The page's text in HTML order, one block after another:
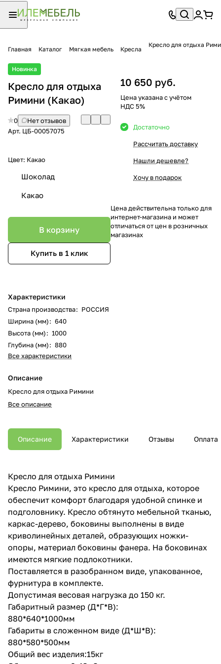
Главная Каталог Мягкая мебель Кресла
Кресло для отдыха
Новинка
Кресло для отдыха
Римини (Какао)
0
Нет отзывов
Арт. ЦБ-00057075
Цвет: Какао
Шоколад
Какао
В корзину
Купить в 1 клик
Характеристики
Страна производства: РОССИЯ
Ширина (мм): 640
Высота (мм): 1000
Глубина (мм): 880
Все характеристики
Описание
Кресло для отдыха Римини
Все описание
10 650 руб.
Цена указана с учётом
НДС 5%
Достаточно
Рассчитать доставку
Нашли дешевле?
Хочу в подарок
Цена действительна только для
интернет-магазина и может
отличаться от цен в розничных
магазинах
Описание Характеристики Отзывы Оплата
Кресло для отдыха Римини
Кресло Римини, это кресло для отдыха, которое
обеспечит комфорт благодаря удобной спинке и
подголовнику. Кресло обтянуто мебельной тканью,
каркас-дерево, боковины выполнены в виде
криволинейных деталей, образующих ножки-
опоры, материал боковины фанера. На боковинах
имеются мягкие подлокотники.
Поставляется в разобранном виде, упакованное,
фурнитура в комплекте.
Допустимая весовая нагрузка до 150 кг.
Габаритный размер (Д*Г*В):
880*640*1000мм
Габариты в сложенном виде (Д*Ш*В):
880*580*500мм
Общий вес изделия:15кг